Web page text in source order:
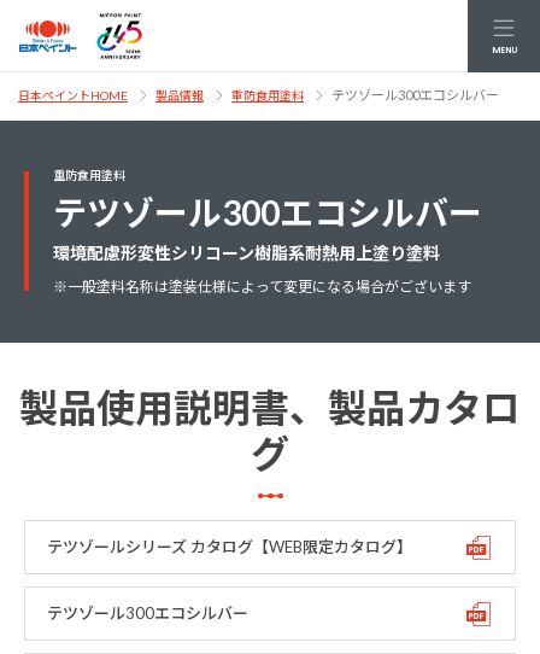
MENU
日本ペイントHOME 製品情報 重防食用塗料 テツゾール300エコシルバー
重防食用塗料
テツゾール300エコシルバー
環境配慮形変性シリコーン樹脂系耐熱用上塗り塗料
※一般塗料名称は塗装仕様によって変更になる場合がございます
製品使用説明書、製品カタロ
グ
テツゾールシリーズ カタログ【WEB限定カタログ】
テツゾール300エコシルバー